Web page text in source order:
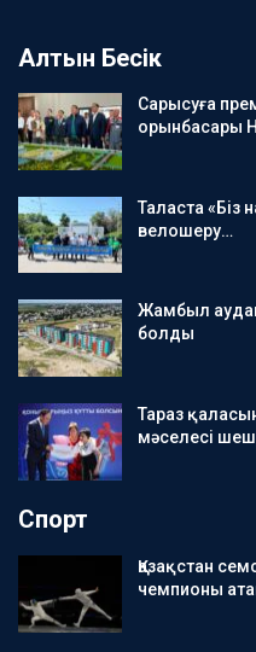
Алтын Бесік
Сарысуға
орынбасары
Таласта
велошеру…
Жамбыл
болды
Тараз
мәселесі
Спорт
Қазақстан
чемпионы